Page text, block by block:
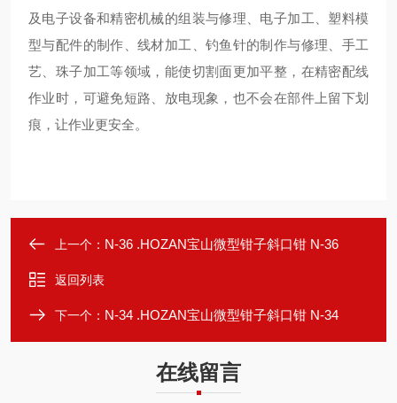
及电子设备和精密机械的组装与修理、电子加工、塑料模
型与配件的制作、线材加工、钓鱼针的制作与修理、手工
艺、珠子加工等领域，能使切割面更加平整，在精密配线
作业时，可避免短路、放电现象，也不会在部件上留下划
痕，让作业更安全。
上一个： N-36 .HOZAN宝山微型钳子斜口钳 N-36
返回列表
下一个： N-34 .HOZAN宝山微型钳子斜口钳 N-34
在线留言